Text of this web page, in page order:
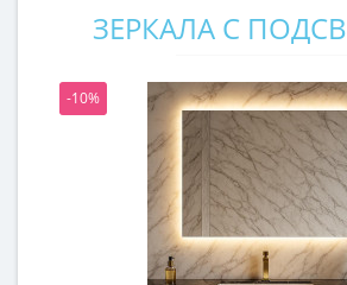
ЗЕРКАЛА С
-10%